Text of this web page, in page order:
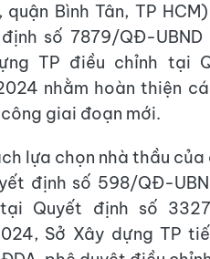
quận Bình Tân, TP
số 7879/QĐ-UBND
TP điều chỉnh tại
nhằm hoàn thiện
giai đoạn mới.
lựa chọn nhà thầu của
định số 598/QĐ-
Quyết định số
Sở Xây dựng TP